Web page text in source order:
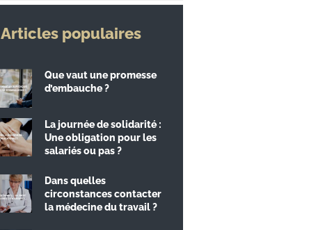
Articles populaires
Que vaut une promesse
d’embauche ?
La journée de solidarité :
Une obligation pour les
salariés ou pas ?
Dans quelles
circonstances contacter
la médecine du travail ?